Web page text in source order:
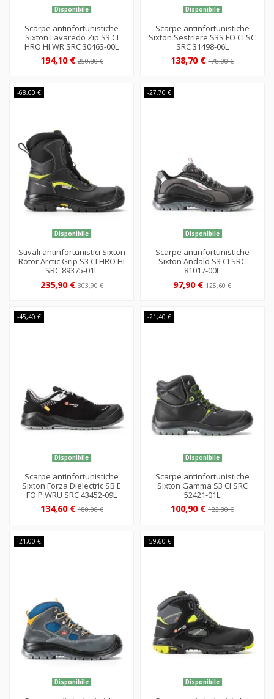
Disponibile
Scarpe antinfortunistiche
Sixton Lavaredo Zip S3 CI
HRO HI WR SRC 30463-00L
194,10 €250,80 €
Disponibile
Scarpe antinfortunistiche
Sixton Sestriere S3S FO CI SC
SRC 31498-06L
138,70 €178,00 €
-68,00 €
Disponibile
Stivali antinfortunistici Sixton
Rotor Arctic Grip S3 CI HRO HI
SRC 89375-01L
235,90 €303,90 €
-27,70 €
Disponibile
Scarpe antinfortunistiche
Sixton Andalo S3 CI SRC
81017-00L
97,90 €125,60 €
-45,40 €
Disponibile
Scarpe antinfortunistiche
Sixton Forza Dielectric SB E
FO P WRU SRC 43452-09L
134,60 €180,00 €
-21,40 €
Disponibile
Scarpe antinfortunistiche
Sixton Gamma S3 CI SRC
52421-01L
100,90 €122,30 €
-21,00 €
Disponibile
-59,60 €
Disponibile